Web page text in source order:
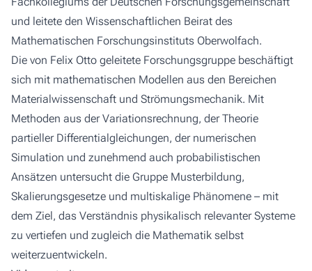
und leitete den Wissenschaftlichen Beirat des
Mathematischen Forschungsinstituts Oberwolfach.
Die von Felix Otto geleitete Forschungsgruppe beschäftigt
sich mit mathematischen Modellen aus den Bereichen
Materialwissenschaft und Strömungsmechanik. Mit
Methoden aus der Variationsrechnung, der Theorie
partieller Differentialgleichungen, der numerischen
Simulation und zunehmend auch probabilistischen
Ansätzen untersucht die Gruppe Musterbildung,
Skalierungsgesetze und multiskalige Phänomene – mit
dem Ziel, das Verständnis physikalisch relevanter Systeme
zu vertiefen und zugleich die Mathematik selbst
weiterzuentwickeln.